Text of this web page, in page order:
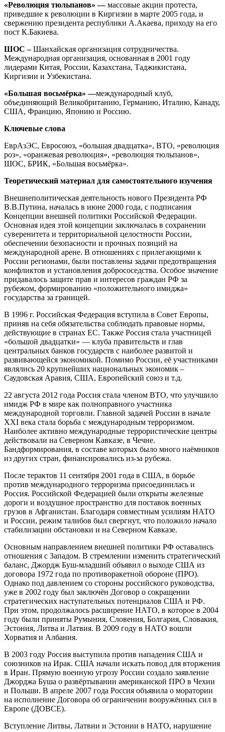
«Революция тюльпанов» —массовые акции протеста,
приведшие к революции в Киргизии в марте 2005 года, и
свержению президента республики А.Акаева, приходу на его
пост К.Бакиева.
ШОС –Шанхайская организация сотрудничества.
Международная организация, основанная в 2001 году
лидерами Китая, России, Казахстана, Таджикистана,
Киргизии и Узбекистана.
«Большая восьмёрка» —международный клуб,
объединяющий Великобританию, Германию, Италию, Канаду,
США, Францию, Японию и Россию.
Ключевые слова
ЕврАзЭС, Евросоюз, «большая двадцатка», ВТО, «революция
роз», «оранжевая революция», «революция тюльпанов»,
ШОС, БРИК, «Большая восьмёрка».
Теоретический материал для самостоятельного изучения
Внешнеполитическая деятельность нового Президента РФ
В.В.Путина, началась в июне 2000 года, с подписания
Концепции внешней политики Российской Федерации.
Основная идея этой концепции заключалась в сохранении
суверенитета и территориальной целостности России,
обеспечении безопасности и прочных позиций на
международной арене. В отношениях с прилегающими к
России регионами, были поставлены задачи предотвращения
конфликтов и установления добрососедства. Особое значение
придавалось защите прав и интересов граждан РФ за
рубежом, формированию «положительного имиджа»
государства за границей.
В 1996 г. Российская Федерация вступила в Совет Европы,
приняв на себя обязательства соблюдать правовые нормы,
действующие в странах ЕС. Также Россия стала участницей
«большой двадцатки» — клуба правительств и глав
центральных банков государств с наиболее развитой и
развивающейся экономикой. Помимо России, её участниками
являлись 20 крупнейших национальных экономик –
Саудовская Аравия, США, Европейский союз и т.д.
22 августа 2012 года Россия стала членом ВТО, что улучшило
имидж РФ в мире как полноправного участника
международной торговли. Главной задачей России в начале
ХХI века стала борьба с международным терроризмом.
Наиболее активно международные террористические центры
действовали на Северном Кавказе, в Чечне.
Бандформирования, в составе которых было много наёмников
из других стран, финансировались из-за рубежа.
После терактов 11 сентября 2001 года в США, в борьбе
против международного терроризма присоединилась и
Россия. Российской Федерацией были открыты железные
дороги и воздушное пространство для поставок военных
грузов в Афганистан. Благодаря совместным усилиям НАТО
и России, режим талибов был свергнут, что положило начало
стабилизации обстановки и на Северном Кавказе.
Основным направлением внешней политики РФ оставались
отношения с Западом. В стремлении изменить стратегический
баланс, Джордж Буш-младший объявил о выходе США из
договора 1972 года по противоракетной обороне (ПРО).
Однако под давлением со стороны российского руководства,
уже в 2002 году был заключён Договор о сокращении
стратегических наступательных потенциалов США и РФ.
При этом, продолжалось расширение НАТО, в которое в 2004
году были приняты Румыния, Словения, Болгария, Словакия,
Эстония, Литва и Латвия. В 2009 году в НАТО вошли
Хорватия и Албания.
В 2003 году Россия выступила против нападения США и
союзников на Ирак. США начали искать повод для вторжения
в Иран. Прямую военную угрозу России создало заявление
Джорджа Буша о развёртывании американской ПРО в Чехии
и Польши. В апреле 2007 года Россия объявила о моратории
на исполнение Договора об ограничении вооружённых сил в
Европе (ДОВСЕ).
Вступление Литвы, Латвии и Эстонии в НАТО, нарушение